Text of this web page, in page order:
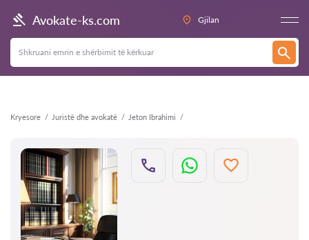
Avokate-ks.com Gjilan
Kryesore Juristë dhe avokatë Jeton Ibrahimi
Kthehu